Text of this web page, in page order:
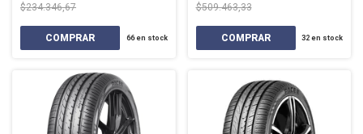
$234.346,67
66en stock
$509.463,33
32 en stock